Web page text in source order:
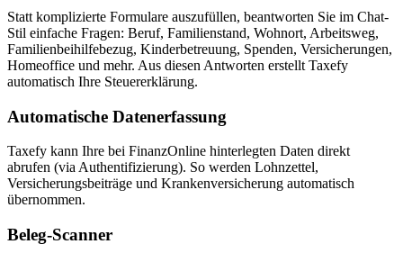
Statt komplizierte Formulare auszufüllen, beantworten Sie im Chat-
Stil einfache Fragen: Beruf, Familienstand, Wohnort, Arbeitsweg,
Familienbeihilfebezug, Kinderbetreuung, Spenden, Versicherungen,
Homeoffice und mehr. Aus diesen Antworten erstellt Taxefy
automatisch Ihre Steuererklärung.
Automatische Datenerfassung
Taxefy kann Ihre bei FinanzOnline hinterlegten Daten direkt
abrufen (via Authentifizierung). So werden Lohnzettel,
Versicherungsbeiträge und Krankenversicherung automatisch
übernommen.
Beleg-Scanner